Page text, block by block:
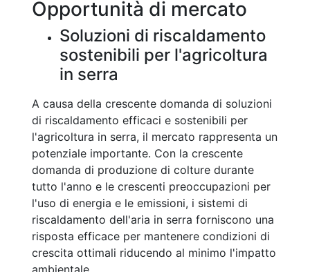
Opportunità di mercato
Soluzioni di riscaldamento
sostenibili per l'agricoltura
in serra
A causa della crescente domanda di soluzioni
di riscaldamento efficaci e sostenibili per
l'agricoltura in serra, il mercato rappresenta un
potenziale importante. Con la crescente
domanda di produzione di colture durante
tutto l'anno e le crescenti preoccupazioni per
l'uso di energia e le emissioni, i sistemi di
riscaldamento dell'aria in serra forniscono una
risposta efficace per mantenere condizioni di
crescita ottimali riducendo al minimo l'impatto
ambientale.